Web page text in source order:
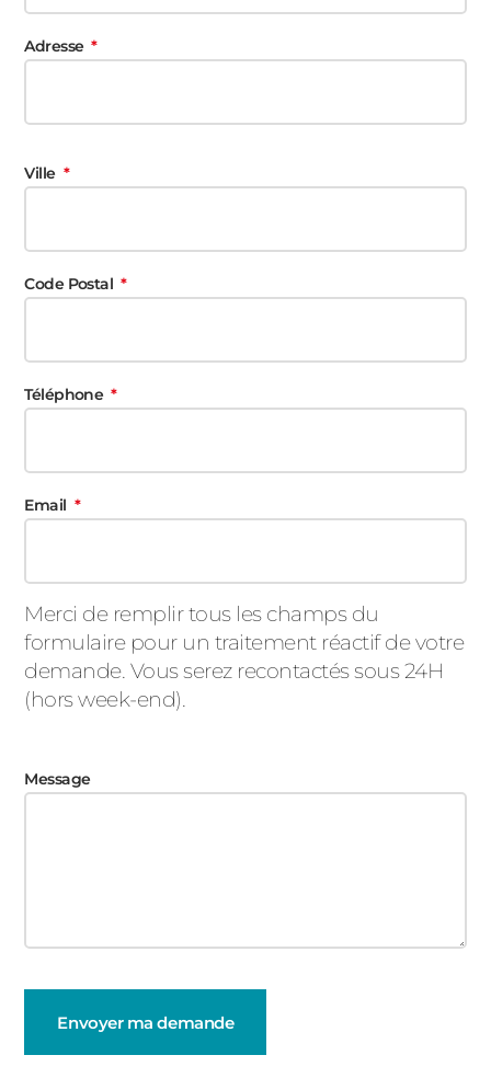
Adresse
Ville
Code Postal
Téléphone
Email
Merci de remplir tous les champs du
formulaire pour un traitement réactif de votre
demande. Vous serez recontactés sous 24H
(hors week-end).
Message